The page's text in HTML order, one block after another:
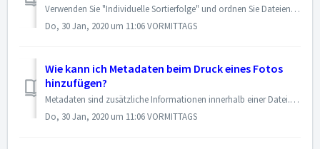
Verwenden Sie "Individuelle Sortierfolge" und ordnen Sie Dateien im Dateilistenfenster nach eigenem Bedarf an. Wenn Sie die individuelle Sortierfol...
Do, 30 Jan, 2020 um 11:06 VORMITTAGS
Wie kann ich Metadaten beim Druck eines Fotos
hinzufügen?
Metadaten sind zusätzliche Informationen innerhalb einer Datei. Zum Beispiel können Digitalfotos Informationen zur Kamera, Aufnahmedatum, Fotogröße usw. enth...
Do, 30 Jan, 2020 um 11:06 VORMITTAGS